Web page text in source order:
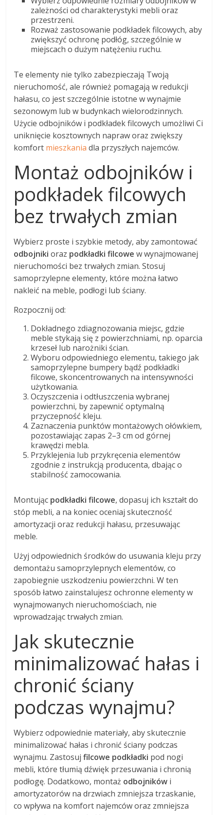
zależności od charakterystyki mebli oraz
przestrzeni.
Rozważ zastosowanie podkładek filcowych, aby
zwiększyć ochronę podłóg, szczególnie w
miejscach o dużym natężeniu ruchu.
Te elementy nie tylko zabezpieczają Twoją
nieruchomość, ale również pomagają w redukcji
hałasu, co jest szczególnie istotne w wynajmie
sezonowym lub w budynkach wielorodzinnych.
Użycie odbojników i podkładek filcowych umożliwi Ci
uniknięcie kosztownych napraw oraz zwiększy
komfort mieszkania dla przyszłych najemców.
Montaż odbojników i
podkładek filcowych
bez trwałych zmian
Wybierz proste i szybkie metody, aby zamontować
odbojniki oraz podkładki filcowe w wynajmowanej
nieruchomości bez trwałych zmian. Stosuj
samoprzylepne elementy, które można łatwo
nakleić na meble, podłogi lub ściany.
Rozpocznij od:
Dokładnego zdiagnozowania miejsc, gdzie
meble stykają się z powierzchniami, np. oparcia
krzeseł lub narożniki ścian.
Wyboru odpowiedniego elementu, takiego jak
samoprzylepne bumpery bądź podkładki
filcowe, skoncentrowanych na intensywności
użytkowania.
Oczyszczenia i odtłuszczenia wybranej
powierzchni, by zapewnić optymalną
przyczepność kleju.
Zaznaczenia punktów montażowych ołówkiem,
pozostawiając zapas 2–3 cm od górnej
krawędzi mebla.
Przyklejenia lub przykręcenia elementów
zgodnie z instrukcją producenta, dbając o
stabilność zamocowania.
Montując podkładki filcowe, dopasuj ich kształt do
stóp mebli, a na koniec oceniaj skuteczność
amortyzacji oraz redukcji hałasu, przesuwając
meble.
Użyj odpowiednich środków do usuwania kleju przy
demontażu samoprzylepnych elementów, co
zapobiegnie uszkodzeniu powierzchni. W ten
sposób łatwo zainstalujesz ochronne elementy w
wynajmowanych nieruchomościach, nie
wprowadzając trwałych zmian.
Jak skutecznie
minimalizować hałas i
chronić ściany
podczas wynajmu?
Wybierz odpowiednie materiały, aby skutecznie
minimalizować hałas i chronić ściany podczas
wynajmu. Zastosujfilcowe podkładki pod nogi
mebli, które tłumią dźwięk przesuwania i chronią
podłogę. Dodatkowo, montaż odbojników i
amortyzatorów na drzwiach zmniejsza trzaskanie,
co wpływa na komfort najemców oraz zmniejsza